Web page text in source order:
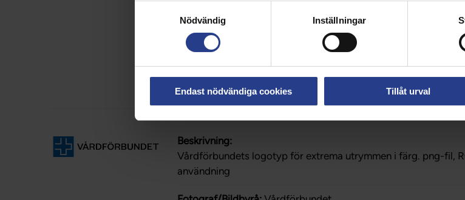
Nödvändig
Inställningar
Endast nödvändiga cookies Tillåt urval
Filstorlek:
Beskrivning:
Vårdförbundets logotyp för extrema utrymmen i färg. png-fil,
användning